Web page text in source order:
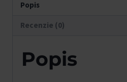
Popis
Recenzie (0)
Popis